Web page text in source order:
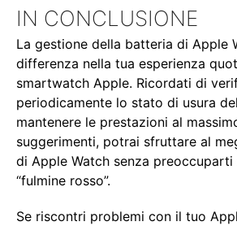
IN CONCLUSIONE
La gestione della batteria di Apple
differenza nella tua esperienza
smartwatch Apple. Ricordati di
periodicamente lo stato di usura
mantenere le prestazioni al
suggerimenti, potrai sfruttare al
di Apple Watch senza
“fulmine rosso”.
Se riscontri problemi con il tuo